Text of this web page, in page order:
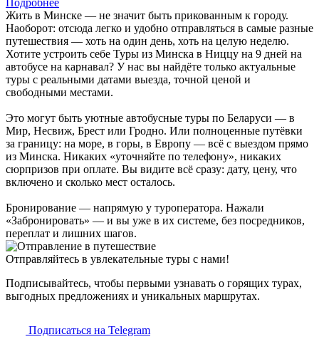
Жить в Минске — не значит быть прикованным к городу.
Наоборот: отсюда легко и удобно отправляться в самые разные
путешествия — хоть на один день, хоть на целую неделю.
Хотите устроить себе Туры из Минска в Ниццу на 9 дней на
автобусе на карнавал? У нас вы найдёте только актуальные
туры с реальными датами выезда, точной ценой и
свободными местами.
Это могут быть уютные автобусные туры по Беларуси — в
Мир, Несвиж, Брест или Гродно. Или полноценные путёвки
за границу: на море, в горы, в Европу — всё с выездом прямо
из Минска. Никаких «уточняйте по телефону», никаких
сюрпризов при оплате. Вы видите всё сразу: дату, цену, что
включено и сколько мест осталось.
Бронирование — напрямую у туроператора. Нажали
«Забронировать» — и вы уже в их системе, без посредников,
переплат и лишних шагов.
Отправляйтесь в увлекательные туры с нами!
Подписывайтесь, чтобы первыми узнавать о горящих турах,
выгодных предложениях и уникальных маршрутах.
Подписаться на Telegram